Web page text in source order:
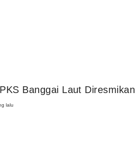
Banggai Laut Diresmikan
lalu